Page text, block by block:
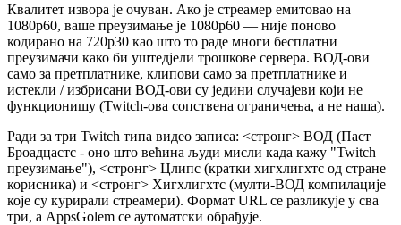
Квалитет извора је очуван. Ако је стреамер емитовао на
1080p60, ваше преузимање је 1080p60 — није поново
кодирано на 720p30 као што то раде многи бесплатни
преузимачи како би уштедјели трошкове сервера. ВОД-ови
само за претплатнике, клипови само за претплатнике и
истекли / избрисани ВОД-ови су једини случајеви који не
функционишу (Twitch-ова сопствена ограничења, а не наша).
Ради за три Twitch типа видео записа: <стронг> ВОД (Паст
Броадцастс - оно што већина људи мисли када кажу "Twitch
преузимање"), <стронг> Цлипс (кратки хигхлигхтс од стране
корисника) и <стронг> Хигхлигхтс (мулти-ВОД компилације
које су курирали стреамери). Формат URL се разликује у сва
три, а AppsGolem се аутоматски обрађује.